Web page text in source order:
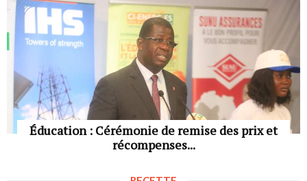
Éducation : Cérémonie de remise des prix et
récompenses...